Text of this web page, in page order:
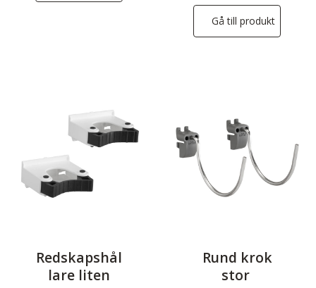
Gå till produkt
Redskapshål
lare liten
Rund krok
stor